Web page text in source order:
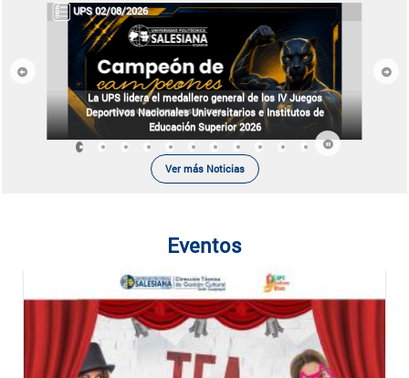
UPS 02/08/2026
La UPS lidera el medallero general de los IV Juegos
Deportivos Nacionales Universitarios e Institutos de
Educación Superior 2026
Previous Next
Ver más Noticias
Eventos